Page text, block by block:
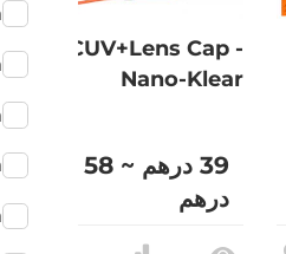
MCUV+Lens Cap -
Nano-Klear
39 درهم ~ 58
درهم